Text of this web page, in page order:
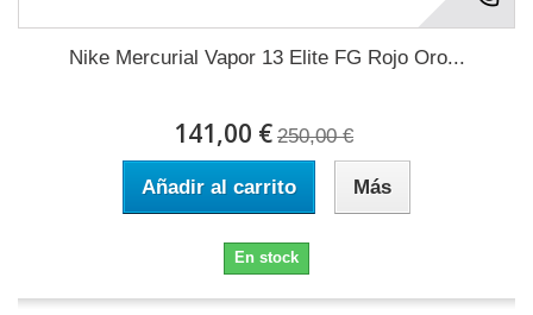
Nike Mercurial Vapor 13 Elite FG Rojo Oro...
141,00 € 250,00 €
Añadir al carrito Más
En stock